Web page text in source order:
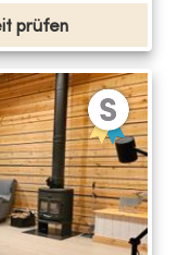
prüfen